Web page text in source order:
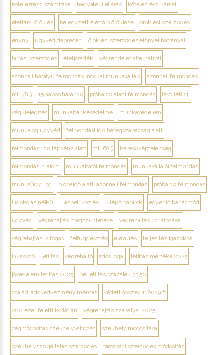
kötelesrész számítása hagyatéki eljárás kötelesrész kamat
élettársi öröklés bejegyzett élettárs öröklése öröklési szerződés
ényny ügyvéd debrecen öröklési szerződés előnyei hátrányai
tartási szerződés életjáradék végrendelet alternatívái
azonnali hatályú felmondás indokai munkavállaló azonnali felmondás
mt. 78 § 15 napos határidő próbaidő alatti felmondás távolléti díj
végkielégítés munkabér késedelme munkavédelem
munkajog ügyvéd felmondási idő betegszabadság alatt
felmondási idő táppénz alatt mt. 68 § keresőképtelenség
felmondási tilalom munkáltatói felmondás munkavállalói felmondás
munkaügyi jog próbaidő alatti azonnali felmondás próbaidő felmondás
indokolás nélkül írásbeli közlés kilépő papírok egyenlő bánásmód
ügyvéd végrehajtás megszüntetése végrehajtás korlátozása
végrehajtási kifogás felfüggesztés elévülés teljesítés igazolása
inkasszó letiltás végrehajtó adós jogai letiltás mértéke 2025
jövedelem letiltás 2025 bérletiltás százalék 33 50
családi adókedvezmény mentes védett összeg 116029 ft
200 ezer feletti korlátlan végrehajtás szabályai 2025
cégmódosítás székhelyváltozás székhely módosítása
székhelyszolgáltatás szerződés társasági szerződés módosítás